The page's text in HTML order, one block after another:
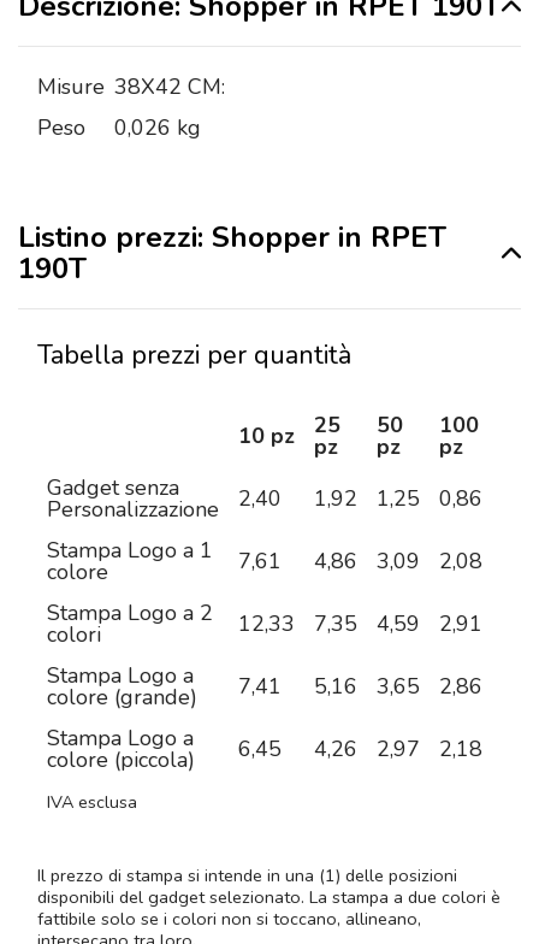
Misure 38X42 CM:
Peso
0,026 kg
Listino prezzi: Shopper in RPET
190T
Tabella prezzi per quantità
10 pz 25
pz
50
pz
100
pz
Gadget senza
Personalizzazione 2,40 1,92 1,25 0,86
Stampa Logo a 1
colore 7,61 4,86 3,09 2,08
Stampa Logo a 2
colori 12,33 7,35 4,59 2,91
Stampa Logo a
colore (grande) 7,41 5,16 3,65 2,86
Stampa Logo a
colore (piccola) 6,45 4,26 2,97 2,18
IVA esclusa
Il prezzo di stampa si intende in una (1) delle posizioni
disponibili del gadget selezionato. La stampa a due colori è
fattibile solo se i colori non si toccano, allineano,